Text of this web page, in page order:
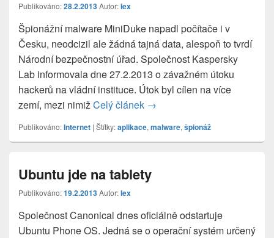
Publikováno:28.2.2013Autor:lex
Špionážní malware MiniDuke napadl počítače i v
Česku, neodcizil ale žádná tajná data, alespoň to tvrdí
Národní bezpečnostní úřad. Společnost Kaspersky
Lab informovala dne 27.2.2013 o závažném útoku
hackerů na vládní instituce. Útok byl cílen na více
zemí, mezi nimižCelý článek Špionážní virus MiniDuke
→
Publikováno:Internet | Štítky:aplikace, malware, špionáž
Ubuntu jde na tablety
Publikováno:19.2.2013Autor:lex
Společnost Canonical dnes oficiálně odstartuje
Ubuntu Phone OS. Jedná se o operační systém určený